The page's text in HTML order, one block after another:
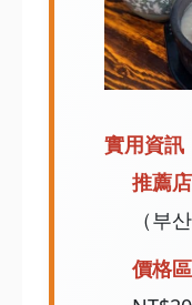
實用資訊
推薦
（부
價格